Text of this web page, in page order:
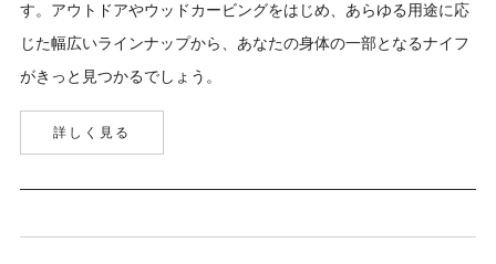
す。アウトドアやウッドカービングをはじめ、あらゆる用途に応
じた幅広いラインナップから、あなたの身体の一部となるナイフ
がきっと見つかるでしょう。
詳しく見る